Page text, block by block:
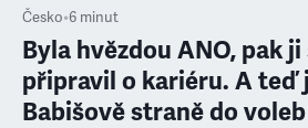
Česko•6 minut
Byla hvězdou ANO, pak ji
připravil o kariéru. A teď
Babišově straně do voleb